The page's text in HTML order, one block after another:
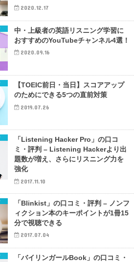
2020.12.17
中・上級者の英語リスニング学習に
おすすめのYouTubeチャンネル4選！
2020.09.16
【TOEIC前日・当日】スコアアップ
のためにできる5つの直前対策
2019.07.26
「Listening Hacker Pro」の口コ
ミ・評判 – Listening Hackerより出
題数が増え、さらにリスニング力を
強化
2017.11.10
「Blinkist」の口コミ・評判 – ノンフ
ィクション本のキーポイントが1冊15
分で視聴できる
2017.07.04
「バイリンガールBook」の口コミ・